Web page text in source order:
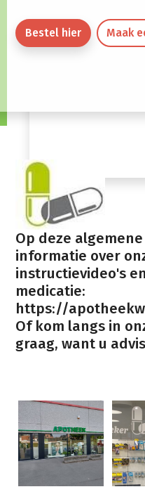
Bestel hier Maak
Zaterdag
Op deze
informatie over
instructievideo's
medicatie:
https://
Of kom langs in
graag, want u